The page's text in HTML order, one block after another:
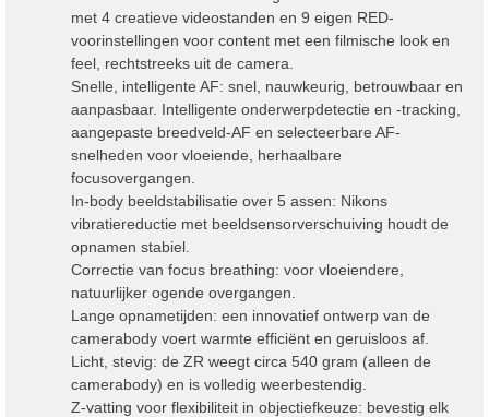
met 4 creatieve videostanden en 9 eigen RED-
voorinstellingen voor content met een filmische look en
feel, rechtstreeks uit de camera.
Snelle, intelligente AF: snel, nauwkeurig, betrouwbaar en
aanpasbaar. Intelligente onderwerpdetectie en -tracking,
aangepaste breedveld-AF en selecteerbare AF-
snelheden voor vloeiende, herhaalbare
focusovergangen.
In-body beeldstabilisatie over 5 assen: Nikons
vibratiereductie met beeldsensorverschuiving houdt de
opnamen stabiel.
Correctie van focus breathing: voor vloeiendere,
natuurlijker ogende overgangen.
Lange opnametijden: een innovatief ontwerp van de
camerabody voert warmte efficiënt en geruisloos af.
Licht, stevig: de ZR weegt circa 540 gram (alleen de
camerabody) en is volledig weerbestendig.
Z-vatting voor flexibiliteit in objectiefkeuze: bevestig elk